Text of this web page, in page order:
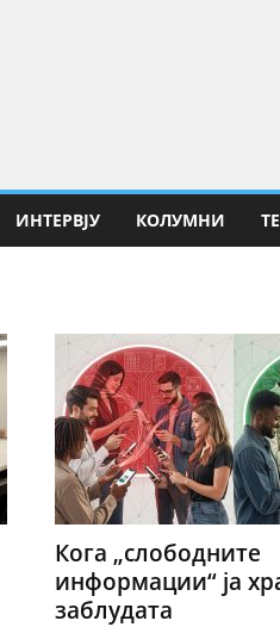
ИНТЕРВЈУ КОЛУМНИ
Кога „слободните
информации“ ја
заблудата